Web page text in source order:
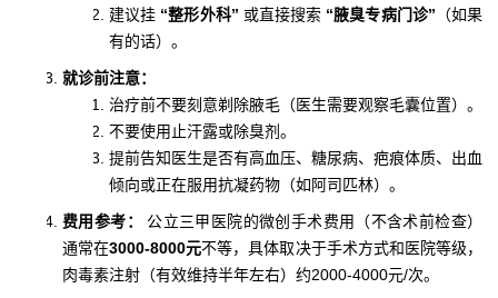
建议挂 “整形外科” 或直接搜索 “腋臭专病门诊” （如果
有的话）。
就诊前注意：
治疗前不要刻意剃除腋毛（医生需要观察毛囊位置）。
不要使用止汗露或除臭剂。
提前告知医生是否有高血压、糖尿病、疤痕体质、出血
倾向或正在服用抗凝药物（如阿司匹林）。
费用参考：
公立三甲医院的微创手术费用（不含术前检查）
通常在3000-8000元不等，具体取决于手术方式和医院等级，
肉毒素注射（有效维持半年左右）约2000-4000元/次。